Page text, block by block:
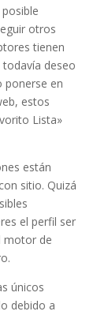
otros
tienen
deseo
ponerse en
estos
Lista»
están
sitio. Quizá
el perfil ser
motor de
únicos
debido a